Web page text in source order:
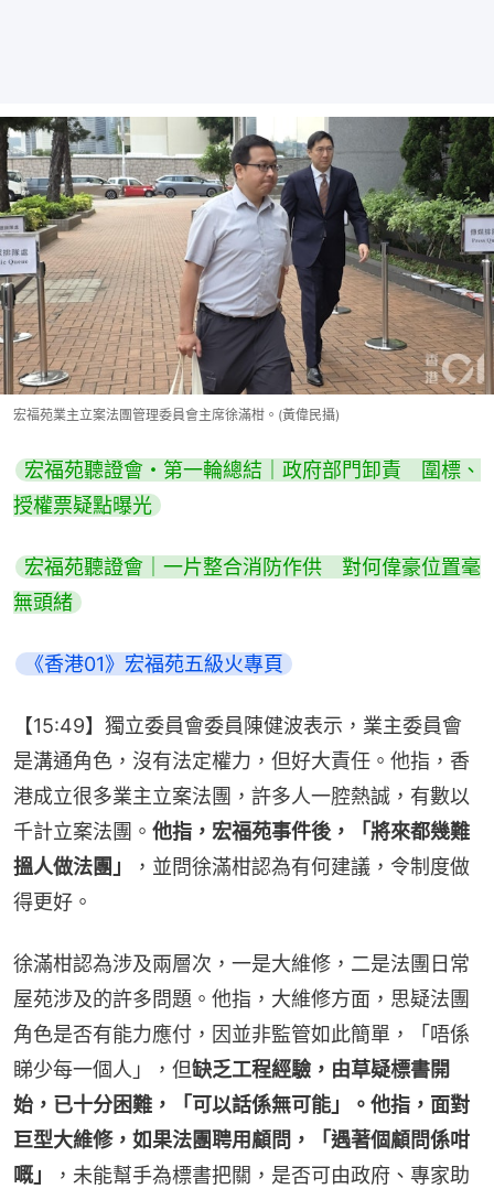
宏福苑業主立案法團管理委員會主席徐滿柑。(黃偉民攝)
宏福苑聽證會・第一輪總結｜政府部門卸責　圍標、
授權票疑點曝光
宏福苑聽證會｜一片整合消防作供　對何偉豪位置毫
無頭緒
《香港01》宏福苑五級火專頁
【15:49】獨立委員會委員陳健波表示，業主委員會
是溝通角色，沒有法定權力，但好大責任。他指，香
港成立很多業主立案法團，許多人一腔熱誠，有數以
千計立案法團。 他指，宏福苑事件後，「將來都幾難
搵人做法團」
，並問徐滿柑認為有何建議，令制度做
得更好。
徐滿柑認為涉及兩層次，一是大維修，二是法團日常
屋苑涉及的許多問題。他指，大維修方面，思疑法團
角色是否有能力應付，因並非監管如此簡單，「唔係
睇少每一個人」，但缺乏工程經驗，由草疑標書開
始，已十分困難，「可以話係無可能」。他指，面對
巨型大維修，如果法團聘用顧問，「遇著個顧問係咁
嘅」
，未能幫手為標書把關，是否可由政府、專家助